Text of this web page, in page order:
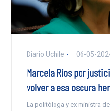
Diario Uchile 06-05-
Marcela Ríos por
volver a esa oscura
La politóloga y ex ministra